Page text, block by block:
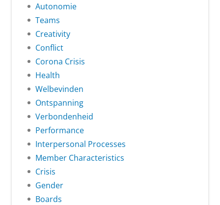
Autonomie
Teams
Creativity
Conflict
Corona Crisis
Health
Welbevinden
Ontspanning
Verbondenheid
Performance
Interpersonal Processes
Member Characteristics
Crisis
Gender
Boards